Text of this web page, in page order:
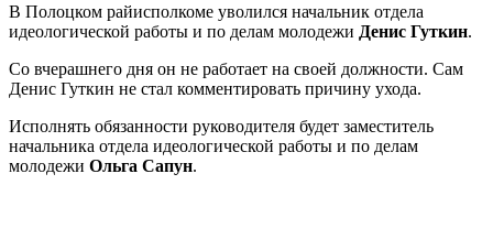
В Полоцком райисполкоме уволился начальник отдела
идеологической работы и по делам молодежи Денис Гуткин.
Со вчерашнего дня он не работает на своей должности. Сам
Денис Гуткин не стал комментировать причину ухода.
Исполнять обязанности руководителя будет заместитель
начальника отдела идеологической работы и по делам
молодежи Ольга Сапун.